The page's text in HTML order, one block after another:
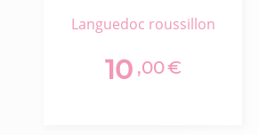
languedoc roussillon
10 ,00€